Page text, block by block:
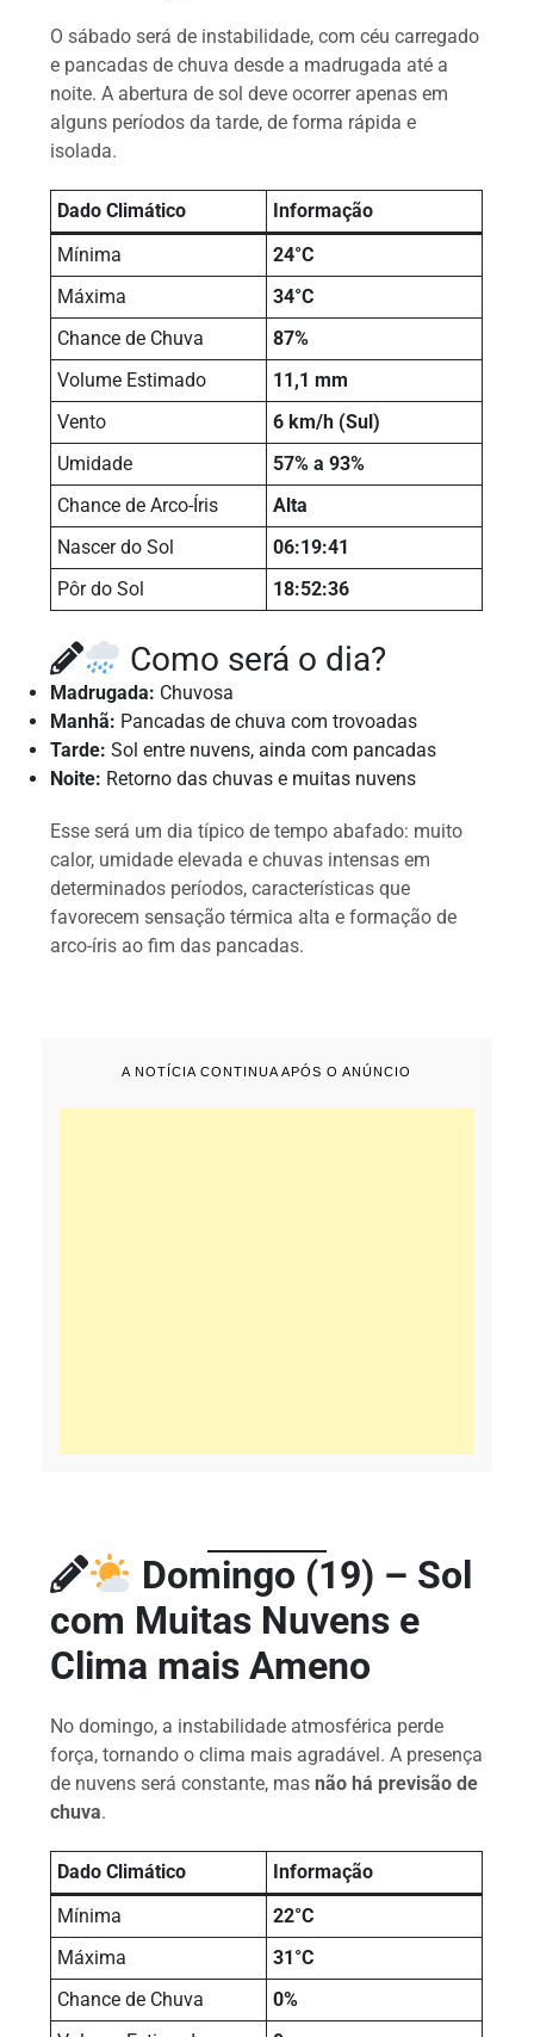
O sábado será de instabilidade, com céu carregado
e pancadas de chuva desde a madrugada até a
noite. A abertura de sol deve ocorrer apenas em
alguns períodos da tarde, de forma rápida e
isolada.
Dado Climático
Informação
Mínima
24°C
Máxima
34°C
Chance de Chuva
87%
Volume Estimado
11,1 mm
Vento
6 km/h (Sul)
Umidade
57% a 93%
Chance de Arco-Íris
Alta
Nascer do Sol
06:19:41
Pôr do Sol
18:52:36
Como será o dia?
Madrugada: Chuvosa
Manhã: Pancadas de chuva com trovoadas
Tarde: Sol entre nuvens, ainda com pancadas
Noite: Retorno das chuvas e muitas nuvens
Esse será um dia típico de tempo abafado: muito
calor, umidade elevada e chuvas intensas em
determinados períodos, características que
favorecem sensação térmica alta e formação de
arco-íris ao fim das pancadas.
A NOTÍCIA CONTINUA APÓS O ANÚNCIO
Domingo (19) – Sol
com Muitas Nuvens e
Clima mais Ameno
No domingo, a instabilidade atmosférica perde
força, tornando o clima mais agradável. A presença
de nuvens será constante, masnão há previsão de
chuva.
Dado Climático
Informação
Mínima
22°C
Máxima
31°C
Chance de Chuva
0%